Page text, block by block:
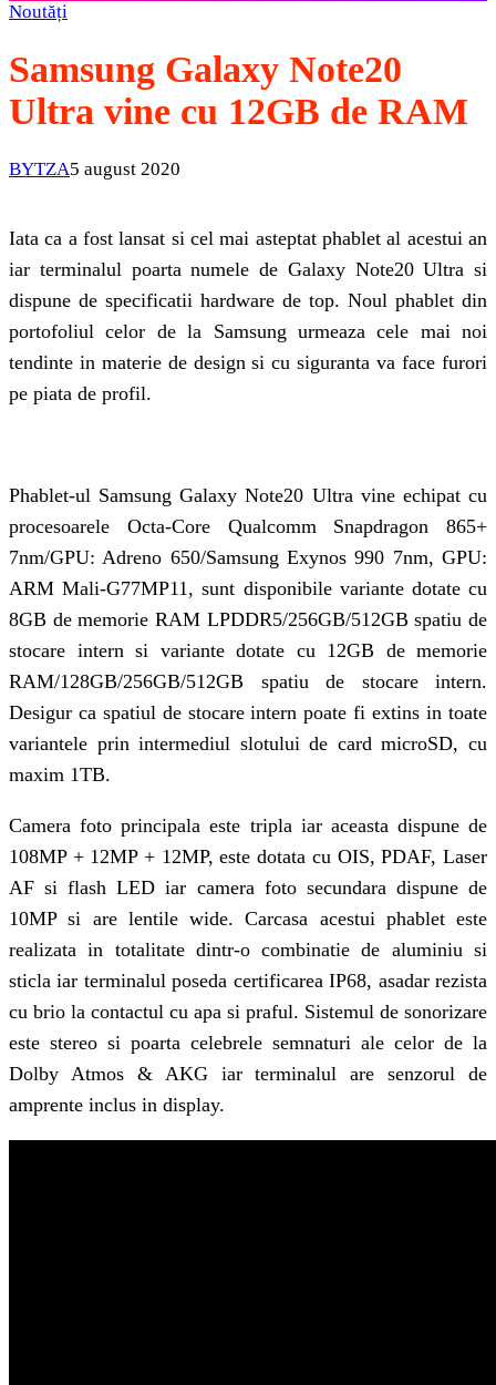
Noutăți
Samsung Galaxy Note20
Ultra vine cu 12GB de RAM
BYTZA5 august 2020
Iata ca a fost lansat si cel mai asteptat phablet al acestui an
iar terminalul poarta numele de Galaxy Note20 Ultra si
dispune de specificatii hardware de top. Noul phablet din
portofoliul celor de la Samsung urmeaza cele mai noi
tendinte in materie de design si cu siguranta va face furori
pe piata de profil.
Phablet-ul Samsung Galaxy Note20 Ultra vine echipat cu
procesoarele Octa-Core Qualcomm Snapdragon 865+
7nm/GPU: Adreno 650/Samsung Exynos 990 7nm, GPU:
ARM Mali-G77MP11, sunt disponibile variante dotate cu
8GB de memorie RAM LPDDR5/256GB/512GB spatiu de
stocare intern si variante dotate cu 12GB de memorie
RAM/128GB/256GB/512GB spatiu de stocare intern.
Desigur ca spatiul de stocare intern poate fi extins in toate
variantele prin intermediul slotului de card microSD, cu
maxim 1TB.
Camera foto principala este tripla iar aceasta dispune de
108MP + 12MP + 12MP, este dotata cu OIS, PDAF, Laser
AF si flash LED iar camera foto secundara dispune de
10MP si are lentile wide. Carcasa acestui phablet este
realizata in totalitate dintr-o combinatie de aluminiu si
sticla iar terminalul poseda certificarea IP68, asadar rezista
cu brio la contactul cu apa si praful. Sistemul de sonorizare
este stereo si poarta celebrele semnaturi ale celor de la
Dolby Atmos & AKG iar terminalul are senzorul de
amprente inclus in display.